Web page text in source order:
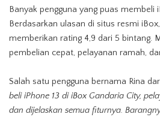
Banyak pengguna yang puas membeli
Berdasarkan ulasan di situs resmi
memberikan rating 4,9 dari 5 bintang.
pembelian cepat, pelayanan ramah,
Salah satu pengguna bernama Rina
beli iPhone 13 di iBox Gandaria City,
dan dijelaskan semua fiturnya.